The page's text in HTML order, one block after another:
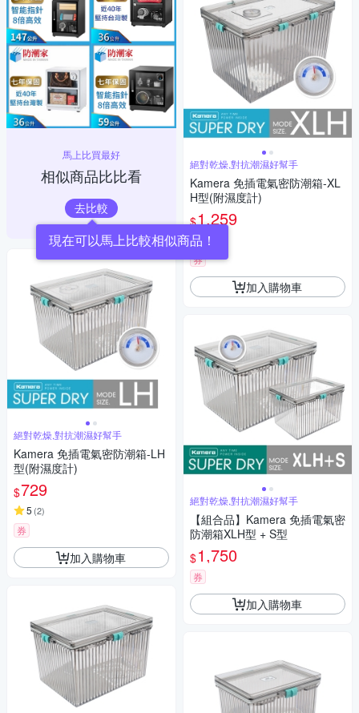
馬上比買最好
相似商品比比看
去比較
現在可以馬上比較相似商品！
絕對乾燥,對抗潮濕好幫手
Kamera 免插電氣密防潮箱-LH
型(附濕度計)
$729
5 (2)
券
加入購物車
絕對乾燥,對抗潮濕好幫手
Kamera 免插電氣密防潮箱-XL
H型(附濕度計)
$1,259
券
加入購物車
絕對乾燥,對抗潮濕好幫手
【組合品】Kamera 免插電氣密
防潮箱XLH型 + S型
$1,750
券
加入購物車